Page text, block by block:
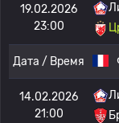
19.02.2026
23:00
Дата / Время
14.02.2026
21:00